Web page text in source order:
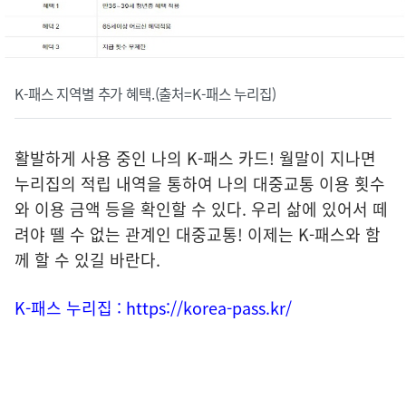
K-패스 지역별 추가 혜택.(출처=K-패스 누리집)
활발하게 사용 중인 나의 K-패스 카드! 월말이 지나면
누리집의 적립 내역을 통하여 나의 대중교통 이용 횟수
와 이용 금액 등을 확인할 수 있다. 우리 삶에 있어서 떼
려야 뗄 수 없는 관계인 대중교통! 이제는 K-패스와 함
께 할 수 있길 바란다.
K-패스 누리집 : https://korea-pass.kr/